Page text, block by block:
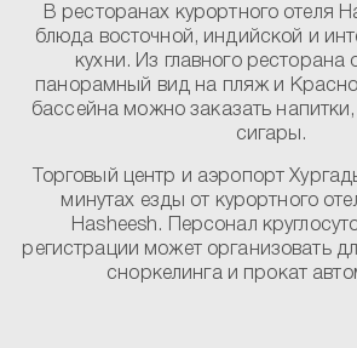
В ресторанах курортного отеля
блюда восточной, индийской и
кухни. Из главного ресторана
панорамный вид на пляж и
бассейна можно заказать напитки,
сигары.
Торговый центр и аэропорт
минутах езды от курортного
Hasheesh. Персонал
регистрации может организовать
сноркелинга и прокат